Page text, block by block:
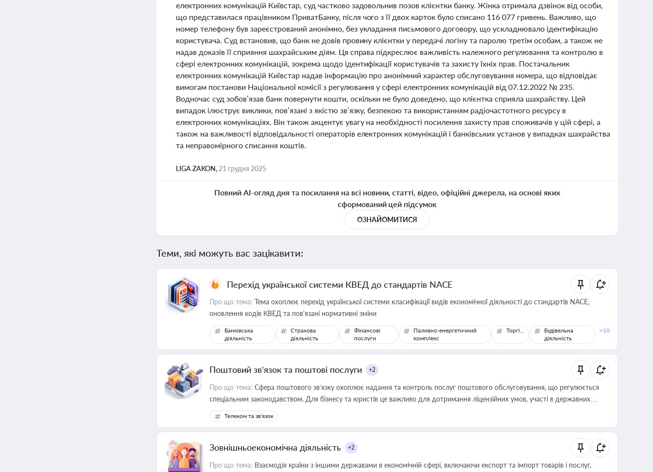
електронних комунікацій Київстар, суд частково задовольнив позов клієнтки банку. Жінка отримала дзвінок від особи,
що представилася працівником ПриватБанку, після чого з її двох карток було списано 116 077 гривень. Важливо, що
номер телефону був зареєстрований анонімно, без укладання письмового договору, що ускладнювало ідентифікацію
користувача. Суд встановив, що банк не довів провину клієнтки у передачі логіну та паролю третім особам, а також не
надав доказів її сприяння шахрайським діям. Ця справа підкреслює важливість належного регулювання та контролю в
сфері електронних комунікацій, зокрема щодо ідентифікації користувачів та захисту їхніх прав. Постачальник
електронних комунікацій Київстар надав інформацію про анонімний характер обслуговування номера, що відповідає
вимогам постанови Національної комісії з регулювання у сфері електронних комунікацій від 07.12.2022 № 235.
Водночас суд зобов’язав банк повернути кошти, оскільки не було доведено, що клієнтка сприяла шахрайству. Цей
випадок ілюструє виклики, пов’язані з якістю зв’язку, безпекою та використанням радіочастотного ресурсу в
електронних комунікаціях. Він також акцентує увагу на необхідності посилення захисту прав споживачів у цій сфері, а
також на важливості відповідальності операторів електронних комунікацій і банківських установ у випадках шахрайства
та неправомірного списання коштів.
LIGA ZAKON, 21 грудня 2025
Повний AI-огляд дня та посилання на всі новини, статті, відео, офіційні джерела, на основі яких
сформований цей підсумок
ОЗНАЙОМИТИСЯ
Теми, які можуть вас зацікавити:
Перехід української системи КВЕД до стандартів NACE
Про що тема: Тема охоплює перехід української системи класифікації видів економічної діяльності до стандартів NACE,
оновлення кодів КВЕД та пов'язані нормативні зміни
Банківська
діяльність
Страхова
діяльність
Фінансові
послуги
Паливно-енергетичний
комплекс
Торгівля
Будівельна
діяльність
+10
Поштовий зв’язок та поштові послуги +2
Про що тема: Сфера поштового зв’язку охоплює надання та контроль послуг поштового обслуговування, що регулюється
спеціальним законодавством. Для бізнесу та юристів це важливо для дотримання ліцензійних умов, участі в державних
реєстрах і забезпечення прав споживачів.
Телеком та зв'язок
Зовнішньоекономічна діяльність +2
Про що тема: Взаємодія країни з іншими державами в економічній сфері, включаючи експорт та імпорт товарів і послуг,